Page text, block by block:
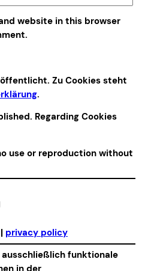
website in this browser
Zu Cookies steht
.
Regarding Cookies
use or reproduction without
| privacy policy
funktionale
in der